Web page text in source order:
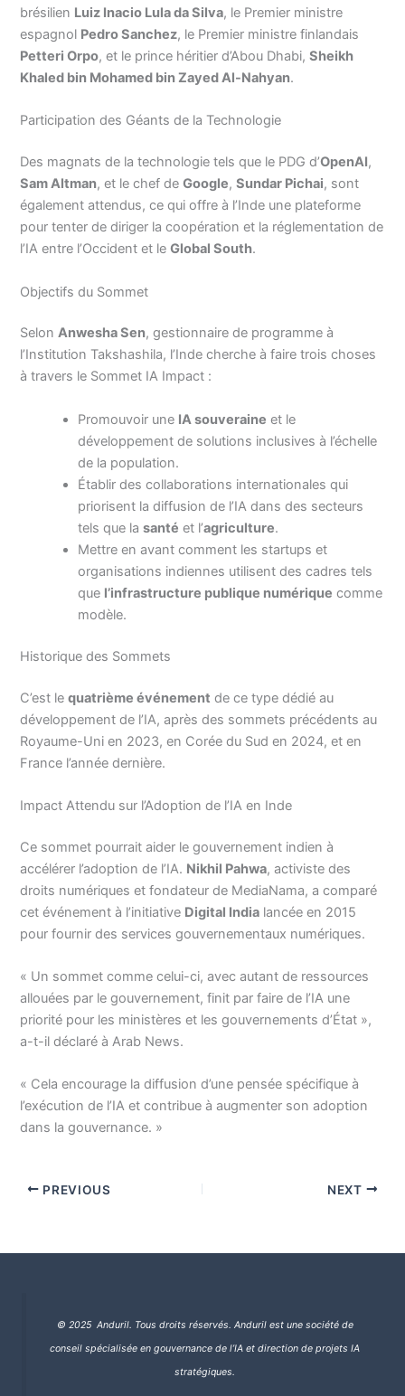
brésilien Luiz Inacio Lula da Silva, le Premier ministre
espagnol Pedro Sanchez, le Premier ministre finlandais
Petteri Orpo, et le prince héritier d’Abou Dhabi,Sheikh
Khaled bin Mohamed bin Zayed Al-Nahyan.
Participation des Géants de la Technologie
Des magnats de la technologie tels que le PDG d’OpenAI,
Sam Altman, et le chef deGoogle,Sundar Pichai, sont
également attendus, ce qui offre à l’Inde une plateforme
pour tenter de diriger la coopération et la réglementation de
l’IA entre l’Occident et leGlobal South.
Objectifs du Sommet
SelonAnwesha Sen, gestionnaire de programme à
l’Institution Takshashila, l’Inde cherche à faire trois choses
à travers le Sommet IA Impact :
Promouvoir une IA souveraine et le
développement de solutions inclusives à l’échelle
de la population.
Établir des collaborations internationales qui
priorisent la diffusion de l’IA dans des secteurs
tels que lasanté et l’agriculture.
Mettre en avant comment les startups et
organisations indiennes utilisent des cadres tels
que l’infrastructure publique numérique comme
modèle.
Historique des Sommets
C’est lequatrième événement de ce type dédié au
développement de l’IA, après des sommets précédents au
Royaume-Uni en 2023, en Corée du Sud en 2024, et en
France l’année dernière.
Impact Attendu sur l’Adoption de l’IA en Inde
Ce sommet pourrait aider le gouvernement indien à
accélérer l’adoption de l’IA. Nikhil Pahwa, activiste des
droits numériques et fondateur de MediaNama, a comparé
cet événement à l’initiative Digital India lancée en 2015
pour fournir des services gouvernementaux numériques.
« Un sommet comme celui-ci, avec autant de ressources
allouées par le gouvernement, finit par faire de l’IA une
priorité pour les ministères et les gouvernements d’État »,
a-t-il déclaré à Arab News.
« Cela encourage la diffusion d’une pensée spécifique à
l’exécution de l’IA et contribue à augmenter son adoption
dans la gouvernance. »
PREVIOUS NEXT
© 2025 Anduril. Tous droits réservés. Anduril est une société de
conseil spécialisée en gouvernance de l’IA et direction de projets IA
stratégiques.